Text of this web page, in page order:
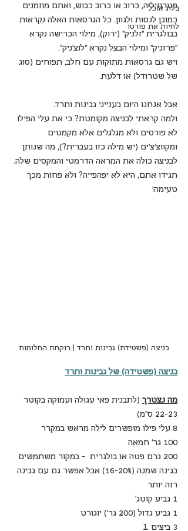
בלוג אוכל
לחיות את פורטו
פטרוזיליה, כרוב או כרוב כבוש, ואתם מוזמנים
כמובן לנסות ולגוון. כל הגרסאות האלה נקראות
בבולגרית "זלניק" (ירוק), מילוי הכרישה נקרא
"פרזניק" ומילוי הבצל נקרא "לוצ'ניק".
ויש גם גרסאות מתוקות עם חלב, תפוחים (סוג
של שטרודל) או דלעת.
אבל אנחנו היום בענייני גבינות ותרד.
ולמה קראתי לבניצה מקומטת? כי את עלי הפילו
לא פורסים ולא מגלגלים אלא מקמטים
ומקווצ'צ'ים (יש מילה כזו בעברית?), מה שנותן
לבניצה כולה את המראה הדרמטי והמקסים שלה.
תגידו אתם, היא לא יפהפייה? ולא פחות מכך
טעימה!
בניצה (פשטידת) גבינות ותרד | רוקחת החלומות
בניצה (פשטידה) של גבינות ותרד
מה נצטרך (לתבנית פאי עגולה ועמוקה בקוטר
22-23 ס"מ)
8 עלי פילו מופשרים לילה מראש במקרר
100 גר' חמאה
200 גרם פטה או בולגרית  - במקור משתמשים
בגינה שמנה (16-20%) אבל אפשר גם עם גבינה
רזה יותר
1 גביע קוטג'
1 גביע גדול (200 גר') יוגורט
3 ביצים L